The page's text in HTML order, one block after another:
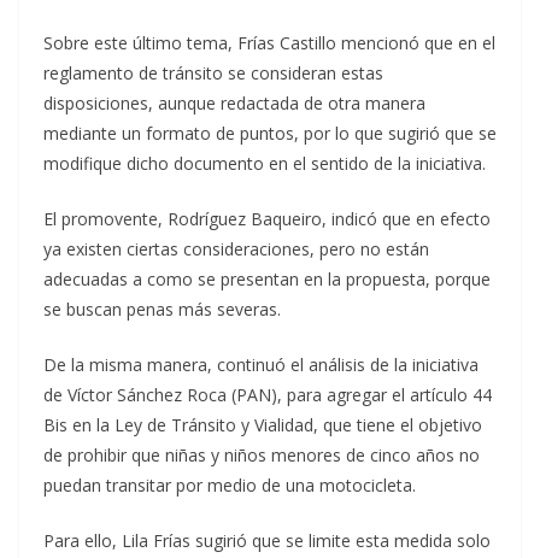
Sobre este último tema, Frías Castillo mencionó que en el
reglamento de tránsito se consideran estas
disposiciones, aunque redactada de otra manera
mediante un formato de puntos, por lo que sugirió que se
modifique dicho documento en el sentido de la iniciativa.
El promovente, Rodríguez Baqueiro, indicó que en efecto
ya existen ciertas consideraciones, pero no están
adecuadas a como se presentan en la propuesta, porque
se buscan penas más severas.
De la misma manera, continuó el análisis de la iniciativa
de Víctor Sánchez Roca (PAN), para agregar el artículo 44
Bis en la Ley de Tránsito y Vialidad, que tiene el objetivo
de prohibir que niñas y niños menores de cinco años no
puedan transitar por medio de una motocicleta.
Para ello, Lila Frías sugirió que se limite esta medida solo